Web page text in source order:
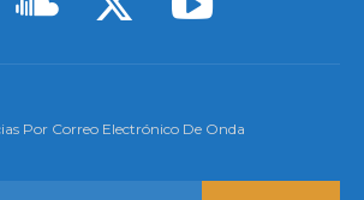
Por Correo Electrónico De Onda